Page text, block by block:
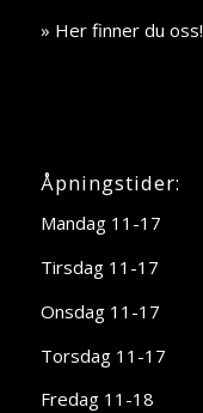
» Her finner du oss!
Åpningstider:
Mandag 11-17
Tirsdag 11-17
Onsdag 11-17
Torsdag 11-17
Fredag 11-18